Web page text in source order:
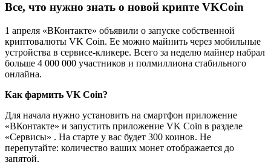
Все, что нужно знать о новой крипте VKCoin
1 апреля «ВКонтакте» объявили о запуске собственной
криптовалюты VK Coin. Ее можно майнить через мобильные
устройства в сервисе-кликере. Всего за неделю майнер набрал
больше 4 000 000 участников и полмиллиона стабильного
онлайна.
Как фармить VK Coin?
Для начала нужно установить на смартфон приложение
«ВКонтакте» и запустить приложение VK Coin в разделе
«Сервисы» . На старте у вас будет 300 коинов. Не
перепутайте: количество ваших монет отображается до
запятой.